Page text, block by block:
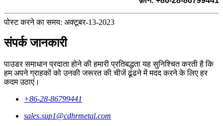
पोस्ट करने का समय: अक्टूबर-13-2023
संपर्क जानकारी
पाउडर समाधान प्रदाता होने की हमारी प्रतिबद्धता यह सुनिश्चित करती है कि
हम अपने ग्राहकों को उनकी जरूरत की चीजें ढूंढने में मदद करने के लिए हर
कदम उठाएं।
+86-28-86799441
sales.sup1@cdhrmetal.com